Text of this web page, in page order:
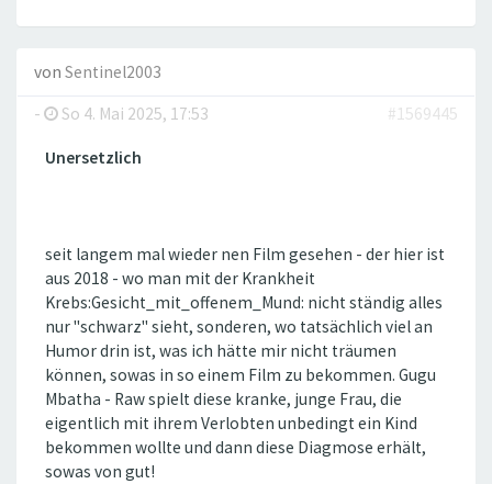
von Sentinel2003
-
So 4. Mai 2025, 17:53 #1569445
Unersetzlich
seit langem mal wieder nen Film gesehen - der hier ist
aus 2018 - wo man mit der Krankheit
Krebs:Gesicht_mit_offenem_Mund: nicht ständig alles
nur "schwarz" sieht, sonderen, wo tatsächlich viel an
Humor drin ist, was ich hätte mir nicht träumen
können, sowas in so einem Film zu bekommen. Gugu
Mbatha - Raw spielt diese kranke, junge Frau, die
eigentlich mit ihrem Verlobten unbedingt ein Kind
bekommen wollte und dann diese Diagmose erhält,
sowas von gut!